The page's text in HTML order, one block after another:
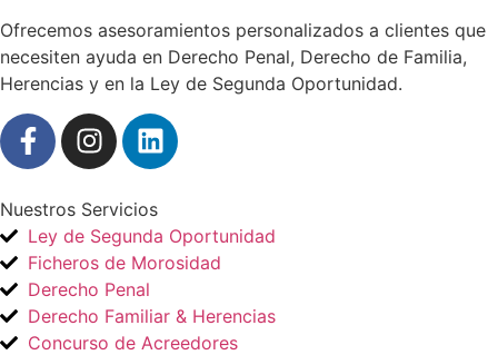
Ofrecemos asesoramientos personalizados a clientes que
necesiten ayuda en Derecho Penal, Derecho de Familia,
Herencias y en la Ley de Segunda Oportunidad.
Nuestros Servicios
Ley de Segunda Oportunidad
Ficheros de Morosidad
Derecho Penal
Derecho Familiar & Herencias
Concurso de Acreedores